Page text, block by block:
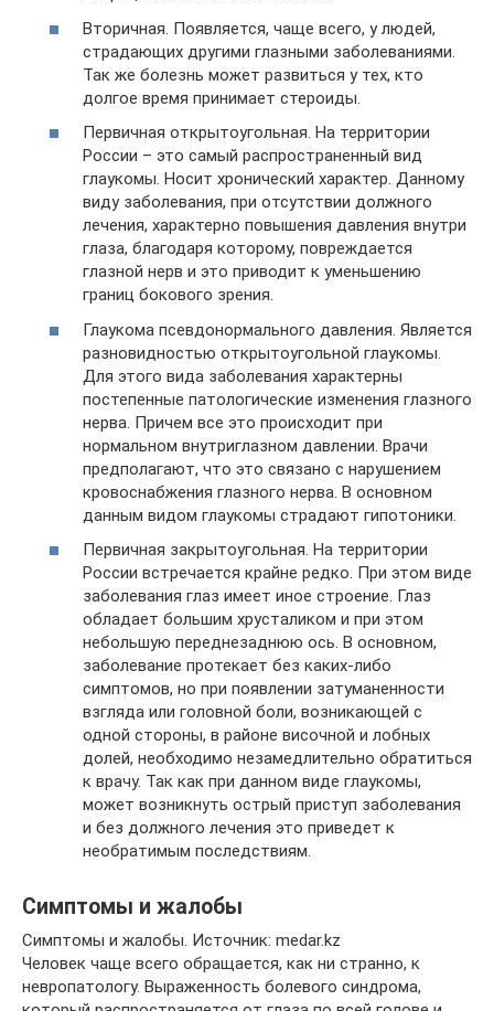
Вторичная. Появляется, чаще всего, у людей,
страдающих другими глазными заболеваниями.
Так же болезнь может развиться у тех, кто
долгое время принимает стероиды.
Первичная открытоугольная. На территории
России – это самый распространенный вид
глаукомы. Носит хронический характер. Данному
виду заболевания, при отсутствии должного
лечения, характерно повышения давления внутри
глаза, благодаря которому, повреждается
глазной нерв и это приводит к уменьшению
границ бокового зрения.
Глаукома псевдонормального давления. Является
разновидностью открытоугольной глаукомы.
Для этого вида заболевания характерны
постепенные патологические изменения глазного
нерва. Причем все это происходит при
нормальном внутриглазном давлении. Врачи
предполагают, что это связано с нарушением
кровоснабжения глазного нерва. В основном
данным видом глаукомы страдают гипотоники.
Первичная закрытоугольная. На территории
России встречается крайне редко. При этом виде
заболевания глаз имеет иное строение. Глаз
обладает большим хрусталиком и при этом
небольшую переднезаднюю ось. В основном,
заболевание протекает без каких-либо
симптомов, но при появлении затуманенности
взгляда или головной боли, возникающей с
одной стороны, в районе височной и лобных
долей, необходимо незамедлительно обратиться
к врачу. Так как при данном виде глаукомы,
может возникнуть острый приступ заболевания
и без должного лечения это приведет к
необратимым последствиям.
Симптомы и жалобы
Симптомы и жалобы. Источник: medar.kz
Человек чаще всего обращается, как ни странно, к
невропатологу. Выраженность болевого синдрома,